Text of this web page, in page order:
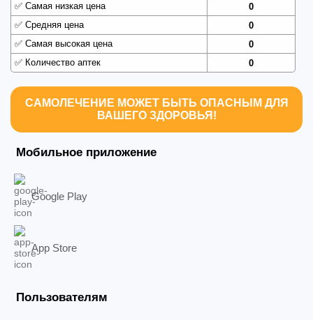
✅ Самая низкая цена
0
✅ Средняя цена
0
✅ Самая высокая цена
0
✅ Количество аптек 0
САМОЛЕЧЕНИЕ МОЖЕТ БЫТЬ ОПАСНЫМ ДЛЯ
ВАШЕГО ЗДОРОВЬЯ!
Мобильное приложение
Google Play
App Store
Пользователям